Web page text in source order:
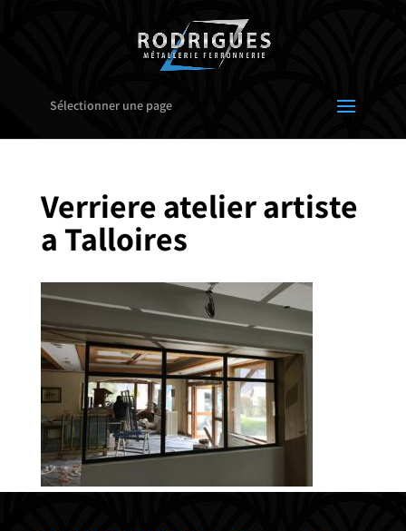
Sélectionner une page
Verriere atelier artiste
a Talloires